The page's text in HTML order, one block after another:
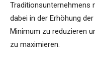
Traditionsunternehmens
dabei in der Erhöhung
Minimum zu reduzieren
zu maximieren.